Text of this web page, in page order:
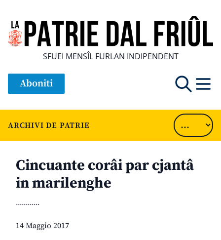
SFUEI MENSÎL FURLAN INDIPENDENT
Aboniti
ARCHIVI DE PATRIE
Cincuante corâi par cjantâ
in marilenghe
............
14 Maggio 2017